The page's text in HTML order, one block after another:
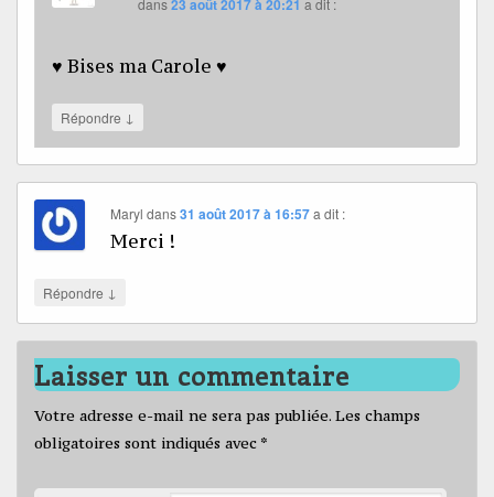
dans23 août 2017 à 20:21 a dit :
♥ Bises ma Carole ♥
Répondre ↓
Maryl dans31 août 2017 à 16:57 a dit :
Merci !
Répondre ↓
Laisser un commentaire
Votre adresse e-mail ne sera pas publiée. Les champs
obligatoires sont indiqués avec *